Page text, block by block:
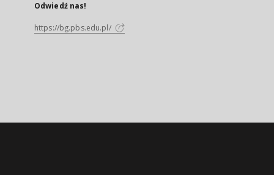
Odwiedź nas!
https://bg.pbs.edu.pl/